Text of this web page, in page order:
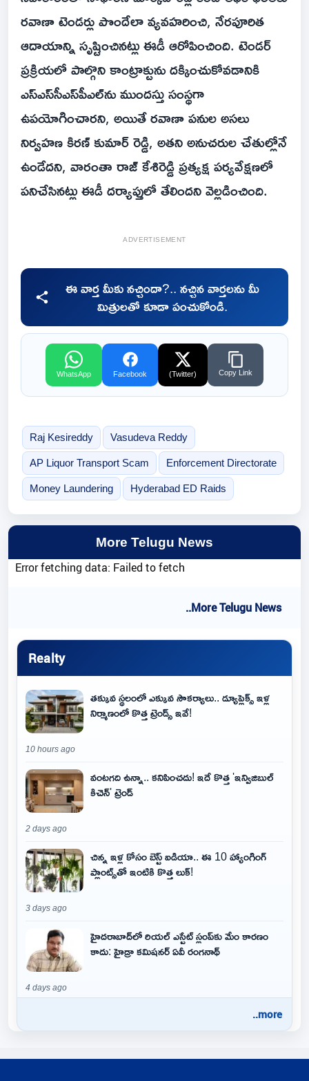
రవాణా టెండర్లు పొందేలా వ్యవహరించి, నేరపూరిత
ఆదాయాన్ని సృష్టించినట్లు ఈడీ ఆరోపించింది. టెండర్
ప్రక్రియలో పాల్గొని కాంట్రాక్టును దక్కించుకోవడానికి
ఎస్‌ఎస్‌సీఎస్‌పీఎల్‌ను ముందస్తు సంస్థగా
ఉపయోగించారని, అయితే రవాణా పనుల అసలు
నిర్వహణ కిరణ్ కుమార్ రెడ్డి, అతని అనుచరుల చేతుల్లోనే
ఉండేదని, వారంతా రాజ్ కేశిరెడ్డి ప్రత్యక్ష పర్యవేక్షణలో
పనిచేసినట్లు ఈడీ దర్యాప్తులో తేలిందని వెల్లడించింది.
ADVERTISEMENT
ఈ వార్త మీకు నచ్చిందా?.. నచ్చిన వార్తలను మీ
మిత్రులతో కూడా పంచుకోండి.
WhatsApp Facebook (Twitter) Copy Link
Raj Kesireddy Vasudeva Reddy
AP Liquor Transport Scam Enforcement Directorate
Money Laundering Hyderabad ED Raids
More Telugu News
Error fetching data: Failed to fetch
..More Telugu News
Realty
తక్కువ స్థలంలో ఎక్కువ సౌకర్యాలు.. డ్యూప్లెక్స్ ఇళ్ల
నిర్మాణంలో కొత్త ట్రెండ్స్ ఇవే!
10 hours ago
వంటగది ఉన్నా.. కనిపించదు! ఇదే కొత్త 'ఇన్విజిబుల్
కిచెన్' ట్రెండ్
2 days ago
చిన్న ఇళ్ల కోసం బెస్ట్ ఐడియా.. ఈ 10 హ్యాంగింగ్
ప్లాంట్స్‌తో ఇంటికి కొత్త లుక్!
3 days ago
హైదరాబాద్‌లో రియల్ ఎస్టేట్ స్లంప్‌కు మేం కారణం
కాదు: హైడ్రా కమిషనర్ ఏవీ రంగనాథ్
4 days ago
..more